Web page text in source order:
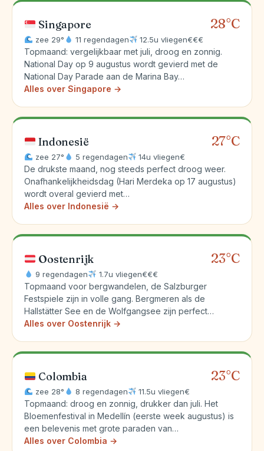
Singapore 28°C
zee 29° 11 regendagen 12.5u vliegen€€€
Topmaand: vergelijkbaar met juli, droog en zonnig.
National Day op 9 augustus wordt gevierd met de
National Day Parade aan de Marina Bay…
Alles over Singapore →
Indonesië 27°C
zee 27° 5 regendagen 14u vliegen€
De drukste maand, nog steeds perfect droog weer.
Onafhankelijkheidsdag (Hari Merdeka op 17 augustus)
wordt overal gevierd met…
Alles over Indonesië →
Oostenrijk 23°C
9 regendagen 1.7u vliegen€€€
Topmaand voor bergwandelen, de Salzburger
Festspiele zijn in volle gang. Bergmeren als de
Hallstätter See en de Wolfgangsee zijn perfect…
Alles over Oostenrijk →
Colombia 23°C
zee 28° 8 regendagen 11.5u vliegen€
Topmaand: droog en zonnig, drukker dan juli. Het
Bloemenfestival in Medellín (eerste week augustus) is
een belevenis met grote paraden van…
Alles over Colombia →